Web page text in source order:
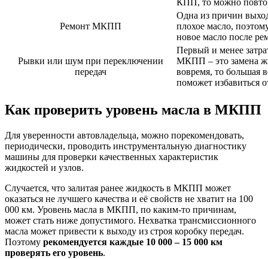
КПП, то можно
Ремонт МКПП
Одна из причин
плохое масло,
новое масло после
Рывки или шум при переключении
передач
Первый и менее
МКПП – это замена
вовремя, то большая
поможет избавиться
Как проверить уровень масла в МКПП
Для уверенности автовладельца, можно порекомендовать,
периодически, проводить инструментальную диагностику
машины для проверки качественных характеристик
жидкостей и узлов.
Случается, что залитая ранее жидкость в МКПП может
оказаться не лучшего качества и её свойств не хватит на 100
000 км. Уровень масла в МКПП, по каким-то причинам,
может стать ниже допустимого. Нехватка трансмиссионного
масла может привести к выходу из строя коробку передач.
Поэтому рекомендуется каждые 10 000 – 15 000 км
проверять его уровень.